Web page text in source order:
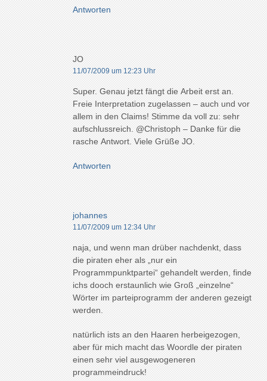
Antworten
JO
11/07/2009 um 12:23 Uhr
Super. Genau jetzt fängt die Arbeit erst an.
Freie Interpretation zugelassen – auch und vor
allem in den Claims! Stimme da voll zu: sehr
aufschlussreich. @Christoph – Danke für die
rasche Antwort. Viele Grüße JO.
Antworten
johannes
11/07/2009 um 12:34 Uhr
naja, und wenn man drüber nachdenkt, dass
die piraten eher als „nur ein
Programmpunktpartei“ gehandelt werden, finde
ichs dooch erstaunlich wie Groß „einzelne“
Wörter im parteiprogramm der anderen gezeigt
werden.
natürlich ists an den Haaren herbeigezogen,
aber für mich macht das Woordle der piraten
einen sehr viel ausgewogeneren
programmeindruck!